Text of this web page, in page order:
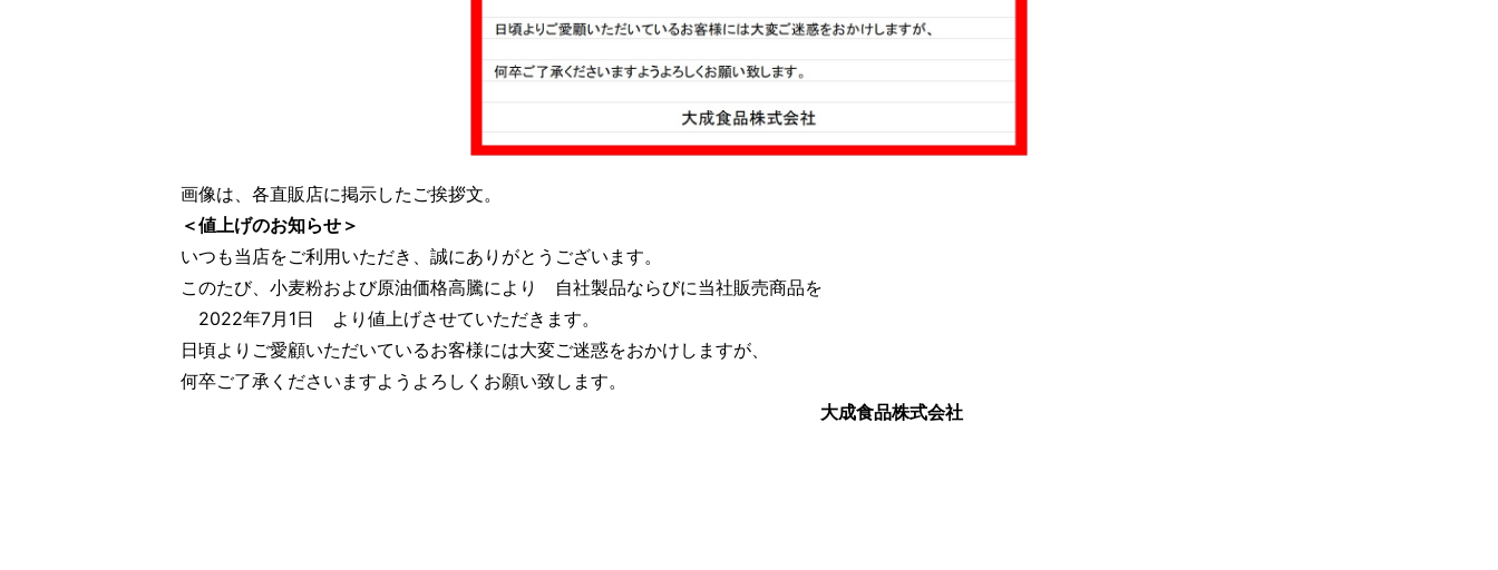
画像は、各直販店に掲示したご挨拶文。
＜値上げのお知らせ＞
いつも当店をご利用いただき、誠にありがとうございます。
このたび、小麦粉および原油価格高騰により 自社製品ならびに当社販売商品を
2022年7月1日 より値上げさせていただきます。
日頃よりご愛顧いただいているお客様には大変ご迷惑をおかけしますが、
何卒ご了承くださいますようよろしくお願い致します。
大成食品株式会社